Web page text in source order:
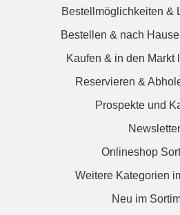
Bestellmöglichkeiten &
Bestellen & nach
Kaufen & in den Markt
Reservieren &
Prospekte und
Newsletter
Onlineshop
Weitere Kategorien
Neu im